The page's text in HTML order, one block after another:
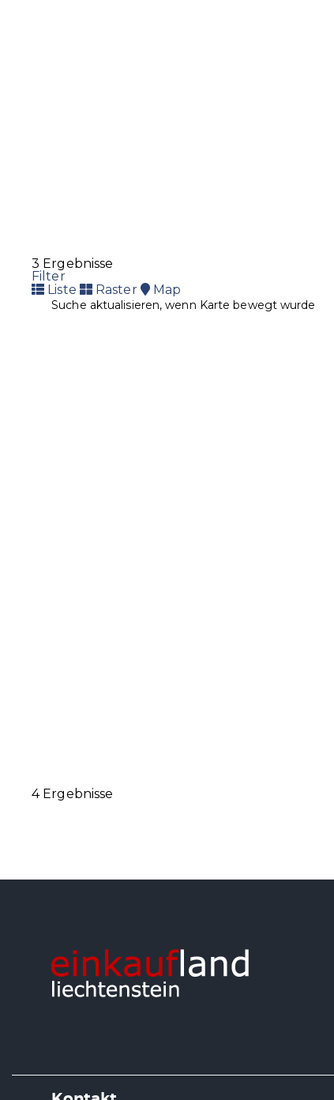
3 Ergebnisse
Filter
Liste
Raster Map
Suche aktualisieren, wenn Karte bewegt wurde
4 Ergebnisse